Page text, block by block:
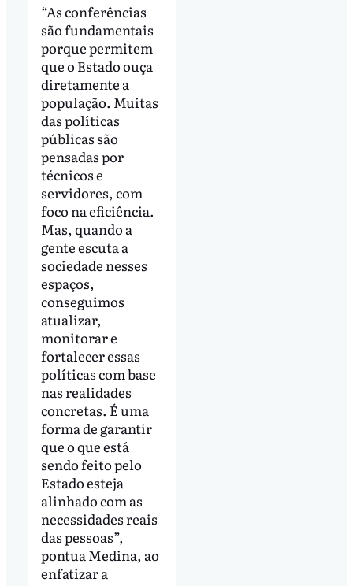
“As conferências
são fundamentais
porque permitem
que o Estado ouça
diretamente a
população. Muitas
das políticas
públicas são
pensadas por
técnicos e
servidores, com
foco na eficiência.
Mas, quando a
gente escuta a
sociedade nesses
espaços,
conseguimos
atualizar,
monitorar e
fortalecer essas
políticas com base
nas realidades
concretas. É uma
forma de garantir
que o que está
sendo feito pelo
Estado esteja
alinhado com as
necessidades reais
das pessoas”,
pontua Medina, ao
enfatizar a